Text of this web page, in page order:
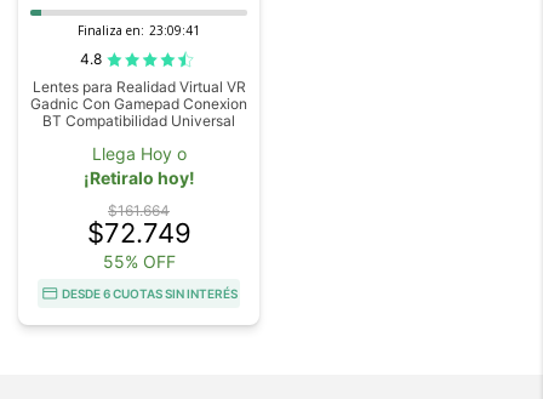
Finaliza en: 23:09:41
4.8
Lentes para Realidad Virtual VR
Gadnic Con Gamepad Conexion
BT Compatibilidad Universal
Llega Hoy o
¡Retiralo hoy!
$161.664
$72.749
55% OFF
DESDE 6 CUOTAS SIN INTERÉS